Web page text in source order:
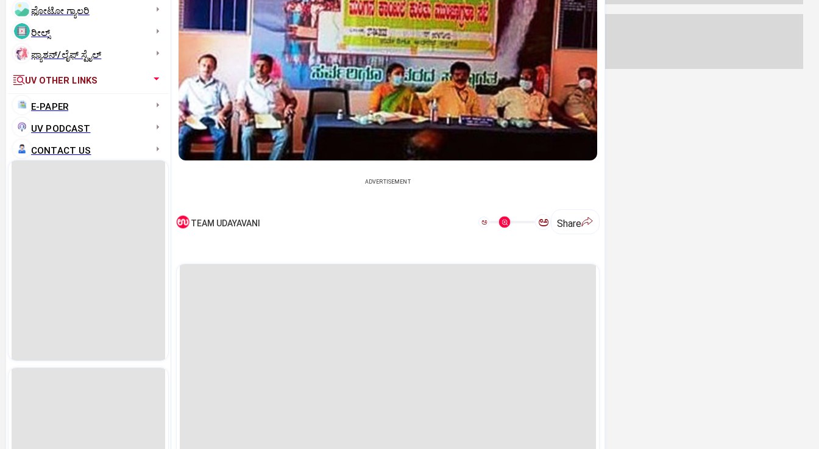
ಫೋಟೋ ಗ್ಯಾಲರಿ
ರೀಲ್ಸ್
ಫ್ಯಾಶನ್/ಲೈಫ್‌ ಸ್ಟೈಲ್
UV OTHER LINKS
E-PAPER
UV PODCAST
CONTACT US
ADVERTISEMENT
TEAM UDAYAVANI ಅ ಅ Share